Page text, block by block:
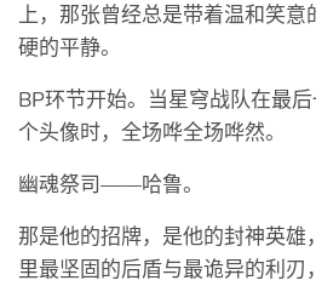
上，那张曾经总是带着温和笑意
硬的平静。
BP环节开始。当星穹战队在最
个头像时，全场哗全场哗然。
幽魂祭司——哈鲁。
那是他的招牌，是他的封神英
里最坚固的后盾与最诡异的利刃